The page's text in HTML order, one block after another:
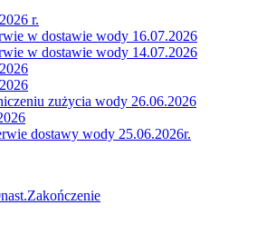
r.
w dostawie wody 16.07.2026
w dostawie wody 14.07.2026
zużycia wody 26.06.2026
dostawy wody 25.06.2026r.
nast.Zakończenie